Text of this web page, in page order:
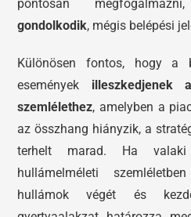
pontosan
gondolkodik, mégis belépési
Különösen fontos, hogy a
események illeszkedjenek
szemlélethez, amelyben a
az összhang hiányzik, a
terhelt marad. Ha
hullámelméleti
hullámok végét és